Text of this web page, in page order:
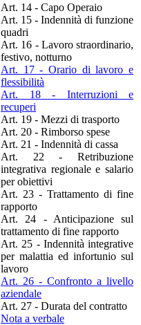
Art. 14 - Capo Operaio
Art. 15 - Indennità di funzione
quadri
Art. 16 - Lavoro straordinario,
festivo, notturno
Art. 17 - Orario di lavoro e
flessibilità
Art. 18 - Interruzioni e
recuperi
Art. 19 - Mezzi di trasporto
Art. 20 - Rimborso spese
Art. 21 - Indennità di cassa
Art. 22 - Retribuzione
integrativa regionale e salario
per obiettivi
Art. 23 - Trattamento di fine
rapporto
Art. 24 - Anticipazione sul
trattamento di fine rapporto
Art. 25 - Indennità integrative
per malattia ed infortunio sul
lavoro
Art. 26 - Confronto a livello
aziendale
Art. 27 - Durata del contratto
Nota a verbale